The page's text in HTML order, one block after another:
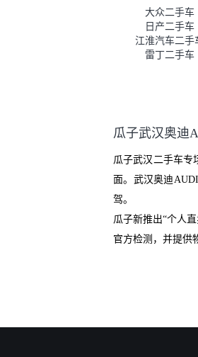
车。去之前我
好，到了之后
一次复检，你
服务可以，速
自营车的感觉
我协商，主动
大众二手车
日产二手车
江淮汽车二手
雷丁二手车
瓜子武汉奥迪
瓜子武汉二手车专
面。武汉奥迪
驾。
瓜子新推出“个人
官方检测，并提供